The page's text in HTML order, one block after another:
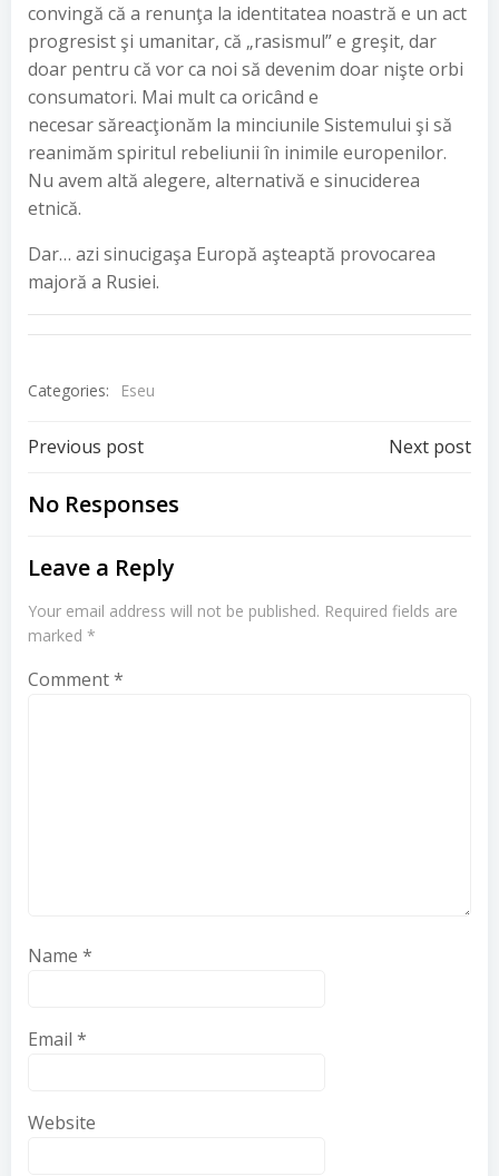
convingă că a renunţa la identitatea noastră e un act
progresist şi umanitar, că „rasismul” e greşit, dar
doar pentru că vor ca noi să devenim doar nişte orbi
consumatori. Mai mult ca oricând e
necesar săreacţionăm la minciunile Sistemului şi să
reanimăm spiritul rebeliunii în inimile europenilor.
Nu avem altă alegere, alternativă e sinuciderea
etnică.
Dar… azi sinucigaşa Europă aşteaptă provocarea
majoră a Rusiei.
Categories: Eseu
Post
navigation
Previous post Next post
No Responses
Leave a Reply
Your email address will not be published. Required fields are
marked *
Comment*
Name *
Email *
Website